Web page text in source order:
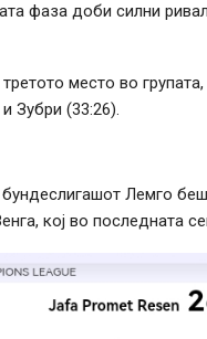
фаза доби силни
место во
Зубри (33:26).
Лемго
кој во последната